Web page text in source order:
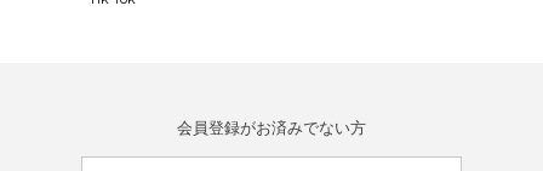
会員登録がお済みでない方